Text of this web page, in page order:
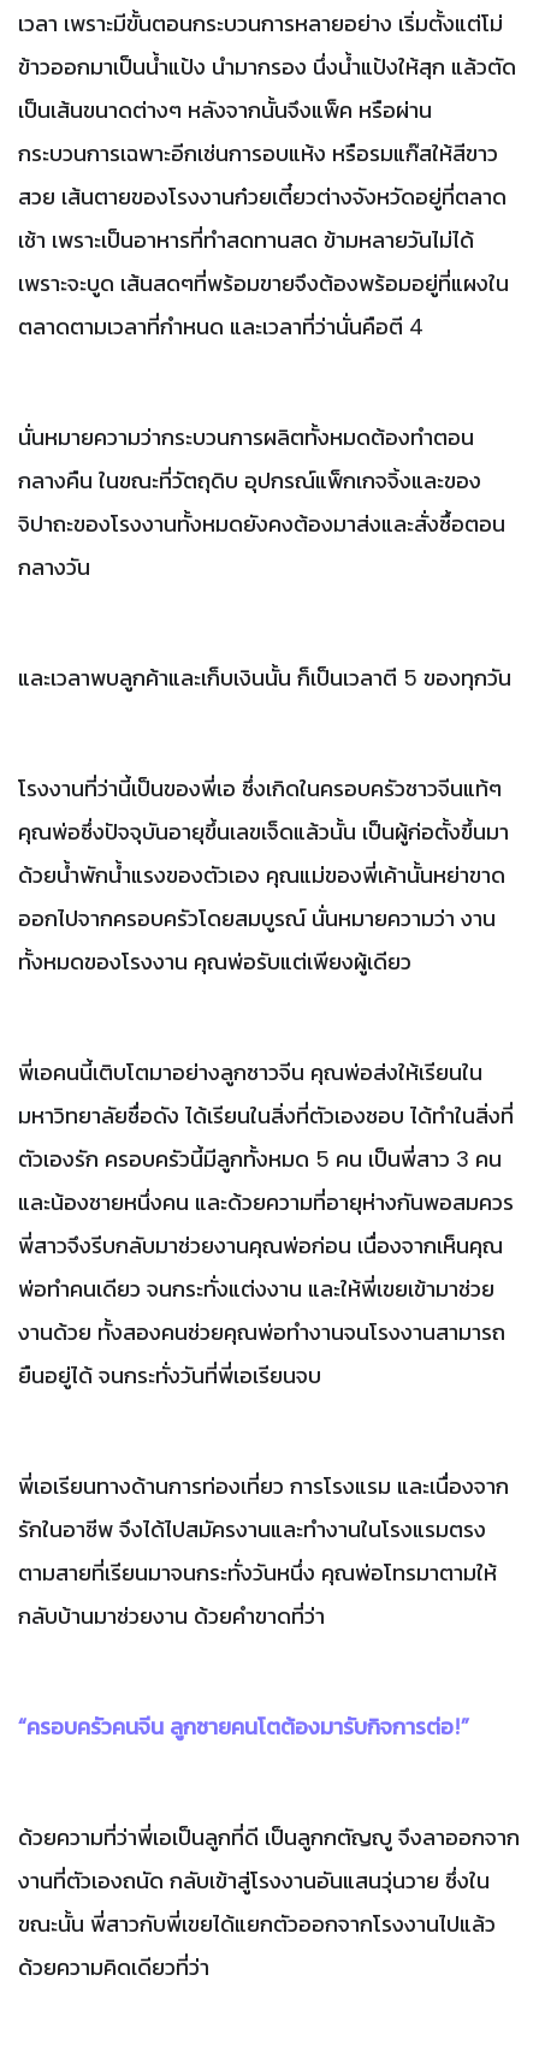
เวลา เพราะมีขั้นตอนกระบวนการหลายอย่าง เริ่มตั้งแต่โม่
ข้าวออกมาเป็นน้ำแป้ง นำมากรอง นึ่งน้ำแป้งให้สุก แล้วตัด
เป็นเส้นขนาดต่างๆ หลังจากนั้นจึงแพ็ค หรือผ่าน
กระบวนการเฉพาะอีกเช่นการอบแห้ง หรือรมแก๊สให้สีขาว
สวย เส้นตายของโรงงานก๋วยเตี๋ยวต่างจังหวัดอยู่ที่ตลาด
เช้า เพราะเป็นอาหารที่ทำสดทานสด ข้ามหลายวันไม่ได้
เพราะจะบูด เส้นสดๆที่พร้อมขายจึงต้องพร้อมอยู่ที่แผงใน
ตลาดตามเวลาที่กำหนด และเวลาที่ว่านั่นคือตี 4
นั่นหมายความว่ากระบวนการผลิตทั้งหมดต้องทำตอน
กลางคืน ในขณะที่วัตถุดิบ อุปกรณ์แพ็กเกจจิ้งและของ
จิปาถะของโรงงานทั้งหมดยังคงต้องมาส่งและสั่งซื้อตอน
กลางวัน
และเวลาพบลูกค้าและเก็บเงินนั้น ก็เป็นเวลาตี 5 ของทุกวัน
โรงงานที่ว่านี้เป็นของพี่เอ ซึ่งเกิดในครอบครัวชาวจีนแท้ๆ
คุณพ่อซึ่งปัจจุบันอายุขึ้นเลขเจ็ดแล้วนั้น เป็นผู้ก่อตั้งขึ้นมา
ด้วยน้ำพักน้ำแรงของตัวเอง คุณแม่ของพี่เค้านั้นหย่าขาด
ออกไปจากครอบครัวโดยสมบูรณ์ นั่นหมายความว่า งาน
ทั้งหมดของโรงงาน คุณพ่อรับแต่เพียงผู้เดียว
พี่เอคนนี้เติบโตมาอย่างลูกชาวจีน คุณพ่อส่งให้เรียนใน
มหาวิทยาลัยชื่อดัง ได้เรียนในสิ่งที่ตัวเองชอบ ได้ทำในสิ่งที่
ตัวเองรัก ครอบครัวนี้มีลูกทั้งหมด 5 คน เป็นพี่สาว 3 คน
และน้องชายหนึ่งคน และด้วยความที่อายุห่างกันพอสมควร
พี่สาวจึงรีบกลับมาช่วยงานคุณพ่อก่อน เนื่องจากเห็นคุณ
พ่อทำคนเดียว จนกระทั่งแต่งงาน และให้พี่เขยเข้ามาช่วย
งานด้วย ทั้งสองคนช่วยคุณพ่อทำงานจนโรงงานสามารถ
ยืนอยู่ได้ จนกระทั่งวันที่พี่เอเรียนจบ
พี่เอเรียนทางด้านการท่องเที่ยว การโรงแรม และเนื่องจาก
รักในอาชีพ จึงได้ไปสมัครงานและทำงานในโรงแรมตรง
ตามสายที่เรียนมาจนกระทั่งวันหนึ่ง คุณพ่อโทรมาตามให้
กลับบ้านมาช่วยงาน ด้วยคำขาดที่ว่า
“ครอบครัวคนจีน ลูกชายคนโตต้องมารับกิจการต่อ!”
ด้วยความที่ว่าพี่เอเป็นลูกที่ดี เป็นลูกกตัญญู จึงลาออกจาก
งานที่ตัวเองถนัด กลับเข้าสู่โรงงานอันแสนวุ่นวาย ซึ่งใน
ขณะนั้น พี่สาวกับพี่เขยได้แยกตัวออกจากโรงงานไปแล้ว
ด้วยความคิดเดียวที่ว่า